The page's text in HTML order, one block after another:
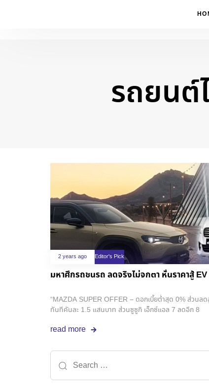
รถยนต์
2 years ago Editor's Pick
มหาศึกรถชนรถ ลดจริงไม่จกตา หั่นราคาสู้ EV
“MAZDA SUPER OFFER – ดอกเบี้ยต่ำสุด 0% ส่วนล
ทันทีคันละ 1.5 แสนบาท ส่วนซูซูกิ เอ็กซ์แอล 7 ลดอีก 8
read more